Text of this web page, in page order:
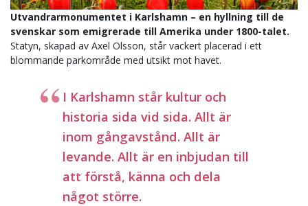
Utvandrarmonumentet i Karlshamn – en hyllning till de
svenskar som emigrerade till Amerika under 1800-talet.
Statyn, skapad av Axel Olsson, står vackert placerad i ett
blommande parkområde med utsikt mot havet.
I Karlshamn står kultur och
historia sida vid sida. Allt är
inom gångavstånd. Allt är
levande. Allt är en inbjudan till
att förstå, känna och dela
något större.